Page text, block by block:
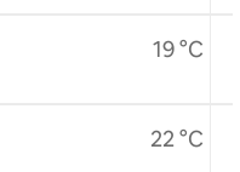
19 °C
22 °C